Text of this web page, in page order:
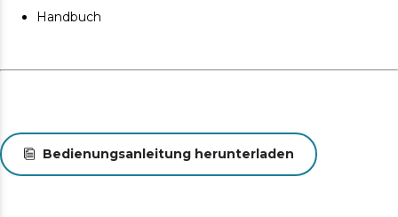
Handbuch
Bedienungsanleitung herunterladen